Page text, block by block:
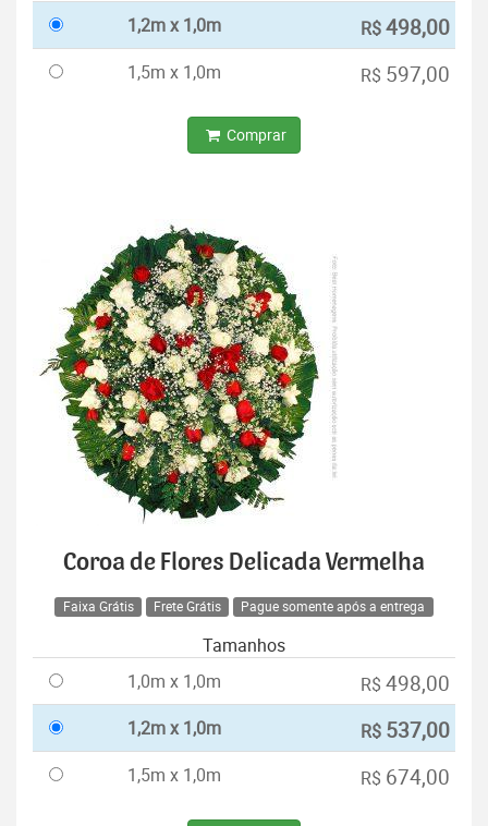
1,2m x 1,0m R$498,00
1,5m x 1,0m R$ 597,00
Comprar
Coroa de Flores Delicada Vermelha
Faixa Grátis Frete Grátis Pague somente após a entrega
Tamanhos
1,0m x 1,0m
R$ 498,00
1,2m x 1,0m R$ 537,00
1,5m x 1,0m R$ 674,00